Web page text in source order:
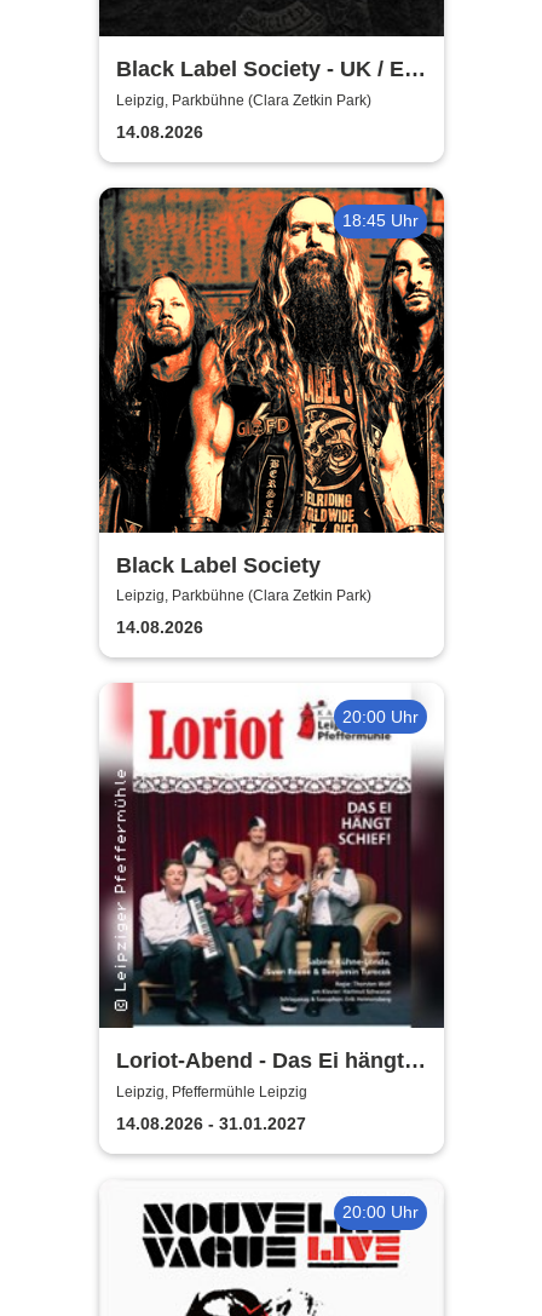
Black Label Society - UK / EU
TOUR 2026
Leipzig, Parkbühne (Clara Zetkin Park)
14.08.2026
18:45 Uhr
Black Label Society
Leipzig, Parkbühne (Clara Zetkin Park)
14.08.2026
20:00 Uhr
Loriot-Abend - Das Ei hängt
schief | Kabarett Leipziger
Pfeffermühle
Leipzig, Pfeffermühle Leipzig
14.08.2026 - 31.01.2027
20:00 Uhr